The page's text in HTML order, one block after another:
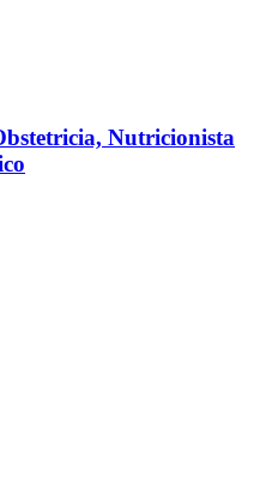
Nutricionista